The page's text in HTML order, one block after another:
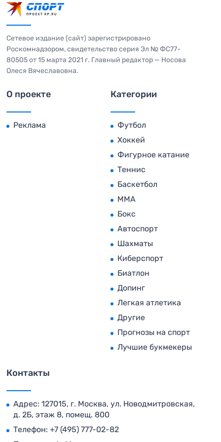
Сетевое издание (сайт) зарегистрировано
Роскомнадзором, свидетельство серия Эл № ФС77-
80505 от 15 марта 2021 г. Главный редактор — Носова
Олеся Вячеславовна.
О проекте
Реклама
Категории
Футбол
Хоккей
Фигурное катание
Теннис
Баскетбол
MMA
Бокс
Автоспорт
Шахматы
Киберспорт
Биатлон
Допинг
Легкая атлетика
Другие
Прогнозы на спорт
Лучшие букмекеры
Контакты
Адрес: 127015, г. Москва, ул. Новодмитровская,
д. 2Б, этаж 8, помещ. 800
Телефон: +7 (495) 777-02-82